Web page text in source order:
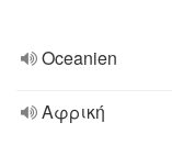
Oceanien
Αφρική